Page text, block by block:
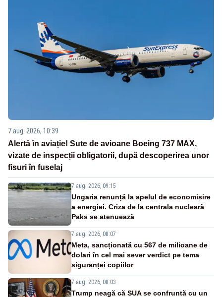
7 aug. 2026, 10:39
Alertă în aviație! Sute de avioane Boeing 737 MAX,
vizate de inspecții obligatorii, după descoperirea unor
fisuri în fuselaj
7 aug. 2026, 09:15
Ungaria renunță la apelul de economisire
a energiei. Criza de la centrala nucleară
Paks se atenuează
7 aug. 2026, 08:07
Meta, sancționată cu 567 de milioane de
dolari în cel mai sever verdict pe tema
siguranței copiilor
7 aug. 2026, 08:03
Trump neagă că SUA se confruntă cu un